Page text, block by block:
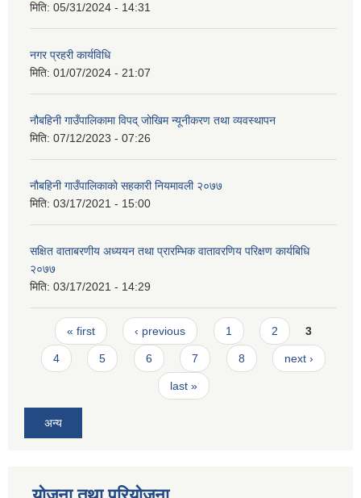
मिति: 05/31/2024 - 14:31
नगर प्रहरी कार्यविधि
मिति: 01/07/2024 - 21:07
नौबहिनी गाउँपालिकामा विपद् जोखिम न्यूनीकरण तथा व्यवस्थापन
मिति: 07/12/2023 - 07:26
नौबहिनी गाउँपालिकाकाे सहकारी नियमावली २०७७
मिति: 03/17/2021 - 15:00
सक्षित वाताबरणीय अध्ययन तथा प्रारम्भिक वातावरणिय परिक्षण कार्यबिधि
२०७७
मिति: 03/17/2021 - 14:29
Pages
« first ‹ previous 1 2 3
4 5 6 7 8 next ›
last »
अन्य